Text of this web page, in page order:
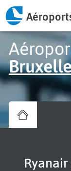
Ryanair à l'aéroport Bruxelles